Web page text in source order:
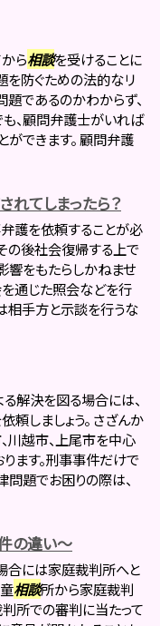
ら相談を受けることに
を防ぐための法的なリ
であるのかわからず、
、顧問弁護士がいれば
ができます。 顧問弁護
てしまったら？
弁護を依頼することが必
の後社会復帰する上で
響をもたらしかねませ
通じた照会などを行
相手方と示談を行うな
解決を図る場合には、
頼しましょう。 さざんか
川越市、上尾市を中心
ます。刑事事件だけで
題でお困りの際は、
の違い～
合には家庭裁判所へと
相談所から家庭裁判
判所での審判に当たって